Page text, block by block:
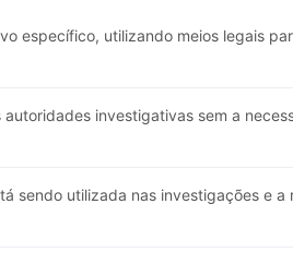
específico, utilizando meios legais
investigativas sem a
sendo utilizada nas investigações e